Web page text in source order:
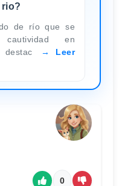
de río que se
en
destac
Leer
0